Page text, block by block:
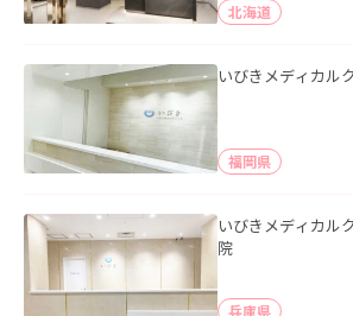
北海道
いびきメディカル
福岡県
いびきメディカル
院
兵庫県